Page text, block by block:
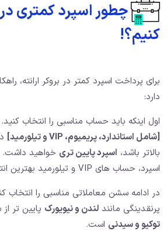
چطور اسپرد کمتری در
کنیم؟!
برای پرداخت اسپرد کمتر در بروکر ارانته،
دارد:
اول اینکه باید حساب مناسبی را انتخاب
[شامل استاندارد، پریمیوم، VIP و تیلورمید]
بالاتر باشد، اسپرد پایین تری خواهید داشت.
اسپرد، حساب های VIP و تیلورمید بهترین انتخاب هستند.
در ادامه سشن معاملاتی مناسبی را
پرنقدینگی مانند لندن و نیویورک پایین تر
توکیو و سیدنی است.